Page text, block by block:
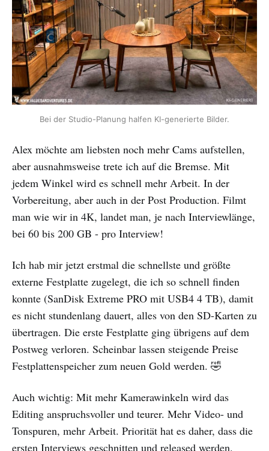
Bei der Studio-Planung halfen KI-generierte Bilder.
Alex möchte am liebsten noch mehr Cams aufstellen,
aber ausnahmsweise trete ich auf die Bremse. Mit
jedem Winkel wird es schnell mehr Arbeit. In der
Vorbereitung, aber auch in der Post Production. Filmt
man wie wir in 4K, landet man, je nach Interviewlänge,
bei 60 bis 200 GB - pro Interview!
Ich hab mir jetzt erstmal die schnellste und größte
externe Festplatte zugelegt, die ich so schnell finden
konnte (SanDisk Extreme PRO mit USB4 4 TB), damit
es nicht stundenlang dauert, alles von den SD-Karten zu
übertragen. Die erste Festplatte ging übrigens auf dem
Postweg verloren. Scheinbar lassen steigende Preise
Festplattenspeicher zum neuen Gold werden. 🤣
Auch wichtig: Mit mehr Kamerawinkeln wird das
Editing anspruchsvoller und teurer. Mehr Video- und
Tonspuren, mehr Arbeit. Priorität hat es daher, dass die
ersten Interviews geschnitten und released werden.